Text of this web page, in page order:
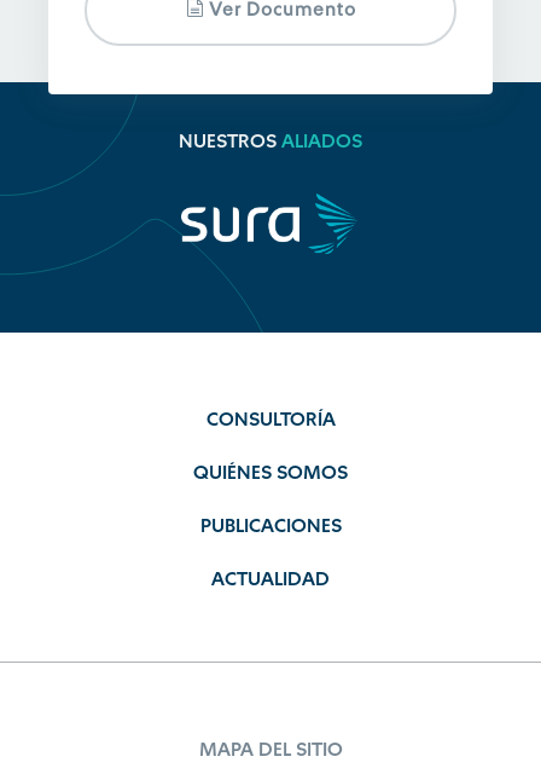
Ver Documento
NUESTROS ALIADOS
CONSULTORÍA
QUIÉNES SOMOS
PUBLICACIONES
ACTUALIDAD
MAPA DEL SITIO